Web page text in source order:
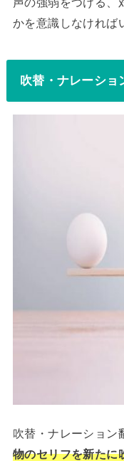
かを意識しなければ
吹替・ナレーショ
吹替・ナレーション
物のセリフを新たに